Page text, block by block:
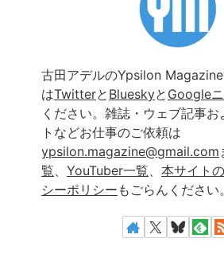
古田アデルのYpsilon
はTwitterと Blueskyと Google
ください。雑誌・ウェブ記事
トなどお仕事のご依頼は
ypsilon.magazine@gmail.com
覧
YouTuber一覧
本サイト
シーポリシー もごらんください。